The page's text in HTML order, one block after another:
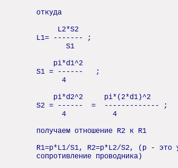
откуда
L2*S2
L1= ------- ;
S1
pi*d1^2
S1 = ------ ;
4
pi*d2^2 pi*(2*d1)^2
S2 = ------ = ------------- ;
4 4
получаем отношение R2 к R1
R1=p*L1/S1, R2=p*L2/S2, (p - это
сопротивление проводника)